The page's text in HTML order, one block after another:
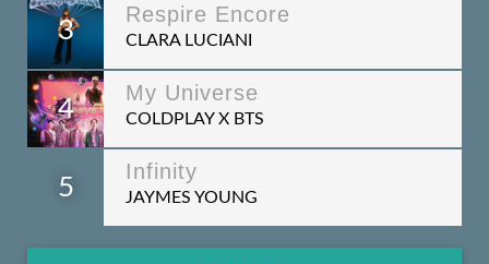
3
Respire Encore
CLARA LUCIANI
4
My Universe
COLDPLAY X BTS
5
Infinity
JAYMES YOUNG